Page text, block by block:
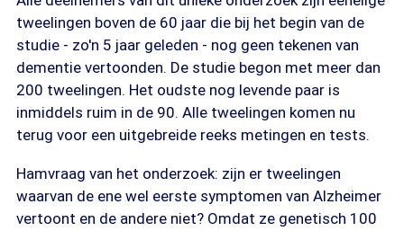
tweelingen boven de 60 jaar die bij het begin van de
studie - zo'n 5 jaar geleden - nog geen tekenen van
dementie vertoonden. De studie begon met meer dan
200 tweelingen. Het oudste nog levende paar is
inmiddels ruim in de 90. Alle tweelingen komen nu
terug voor een uitgebreide reeks metingen en tests.
Hamvraag van het onderzoek: zijn er tweelingen
waarvan de ene wel eerste symptomen van Alzheimer
vertoont en de andere niet? Omdat ze genetisch 100